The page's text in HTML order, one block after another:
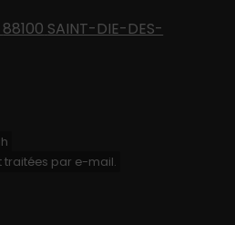
88100 SAINT-DIE-DES-
traitées par e-mail.